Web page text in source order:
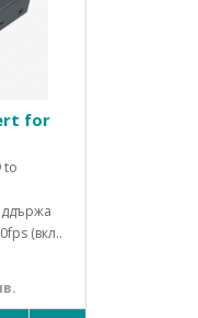
for
to
(вкл..